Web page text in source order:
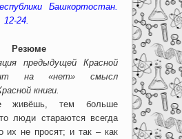
Башкортостан.
24.
Резюме
предыдущей Красной
на «нет» смысл
книги.
живёшь, тем больше
люди стараются всегда
их не просят; и так – как